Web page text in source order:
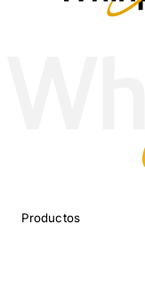
Productos